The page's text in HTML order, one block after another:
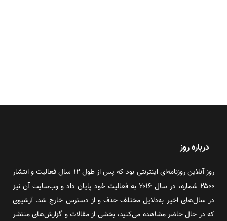
درباره روز
روز آنلاین روزنامه‌ای اینترنتی بود که پس از طول ۱۲ سال فعالیت و انتشار
۲۵۰۰ شماره، در سال ۲۰۱۶ به فعالیت خود پایان داد و وب‌سایت آن نیز
در سال‌های اخیر به‌دلایل مختلف حذف و از دسترس خارج شد. آرشیوی
که در حال حاضر مشاهده می‌کنید، بخشی از مقالات و گزارش‌های منتشر